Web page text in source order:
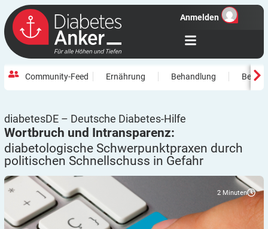
Anmelden
Community-Feed Ernährung Behandlung
diabetesDE – Deutsche Diabetes-Hilfe
Wortbruch und Intransparenz:
diabetologische Schwerpunktpraxen durch
politischen Schnellschuss in Gefahr
2 Minuten